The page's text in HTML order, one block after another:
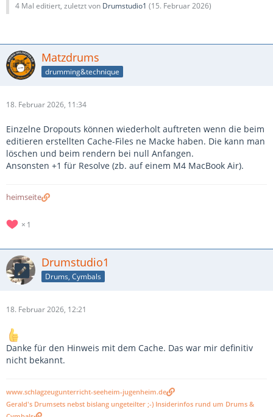
4 Mal editiert, zuletzt von Drumstudio1 (15. Februar 2026)
Matzdrums
drumming&technique
18. Februar 2026, 11:34
Einzelne Dropouts können wiederholt auftreten wenn die beim
editieren erstellten Cache-Files ne Macke haben. Die kann man
löschen und beim rendern bei null Anfangen.
Ansonsten +1 für Resolve (zb. auf einem M4 MacBook Air).
heimseite
1
Drumstudio1
Drums, Cymbals
18. Februar 2026, 12:21
Danke für den Hinweis mit dem Cache. Das war mir definitiv
nicht bekannt.
www.schlagzeugunterricht-seeheim-jugenheim.de
Gerald's Drumsets nebst bislang ungeteilter ;-) Insiderinfos rund um Drums &